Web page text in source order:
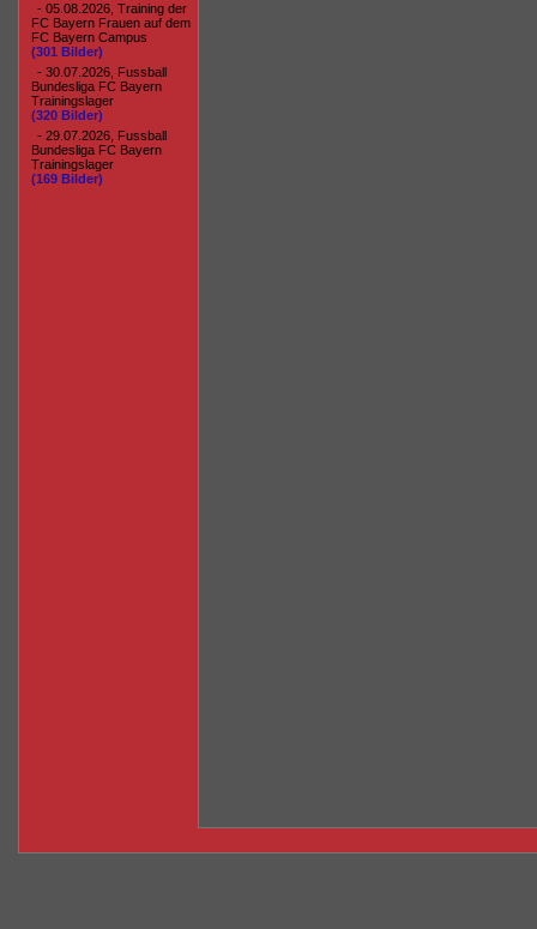
- 05.08.2026, Training der
FC Bayern Frauen auf dem
FC Bayern Campus
(301 Bilder)
- 30.07.2026, Fussball
Bundesliga FC Bayern
Trainingslager
(320 Bilder)
- 29.07.2026, Fussball
Bundesliga FC Bayern
Trainingslager
(169 Bilder)